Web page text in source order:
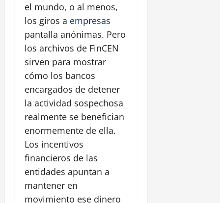
el mundo, o al menos,
los giros a empresas
pantalla anónimas. Pero
los archivos de FinCEN
sirven para mostrar
cómo los bancos
encargados de detener
la actividad sospechosa
realmente se benefician
enormemente de ella.
Los incentivos
financieros de las
entidades apuntan a
mantener en
movimiento ese dinero